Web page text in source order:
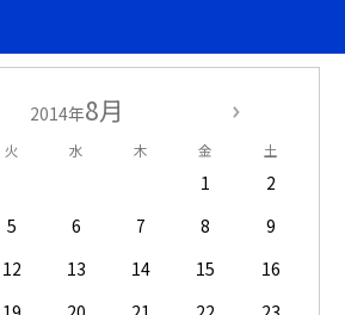
2014年8月
火 水 木 金 土
1
2
5 6 7 8
9
12 13 14 15
16